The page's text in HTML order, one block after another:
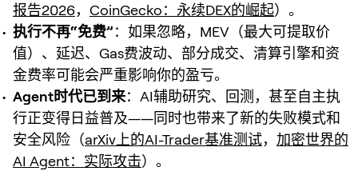
报告2026， CoinGecko：永续DEX的崛起）。
执行不再“免费”：如果忽略，MEV（最大可提取价
值）、延迟、Gas费波动、部分成交、清算引擎和资
金费率可能会严重影响你的盈亏。
Agent时代已到来：AI辅助研究、回测，甚至自主执
行正变得日益普及——同时也带来了新的失败模式和
安全风险（arXiv上的AI-Trader基准测试， 加密世界的
AI Agent：实际攻击）。